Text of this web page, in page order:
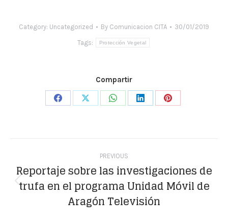
Category: Uncategorized By Comunicacion CITA 30/01/2019
Tags: Protección Vegetal
Compartir
Share
Share
Share
Share
Share
navigationPREVIOUS
Previous
post:
Reportaje sobre las investigaciones de
trufa en el programa Unidad Móvil de
Aragón Televisión